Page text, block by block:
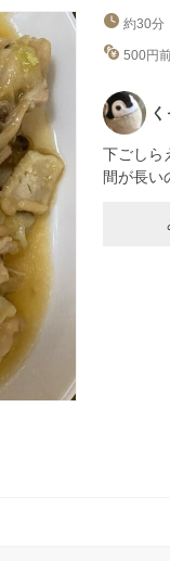
約30分
500円
下ごしら
間が長い